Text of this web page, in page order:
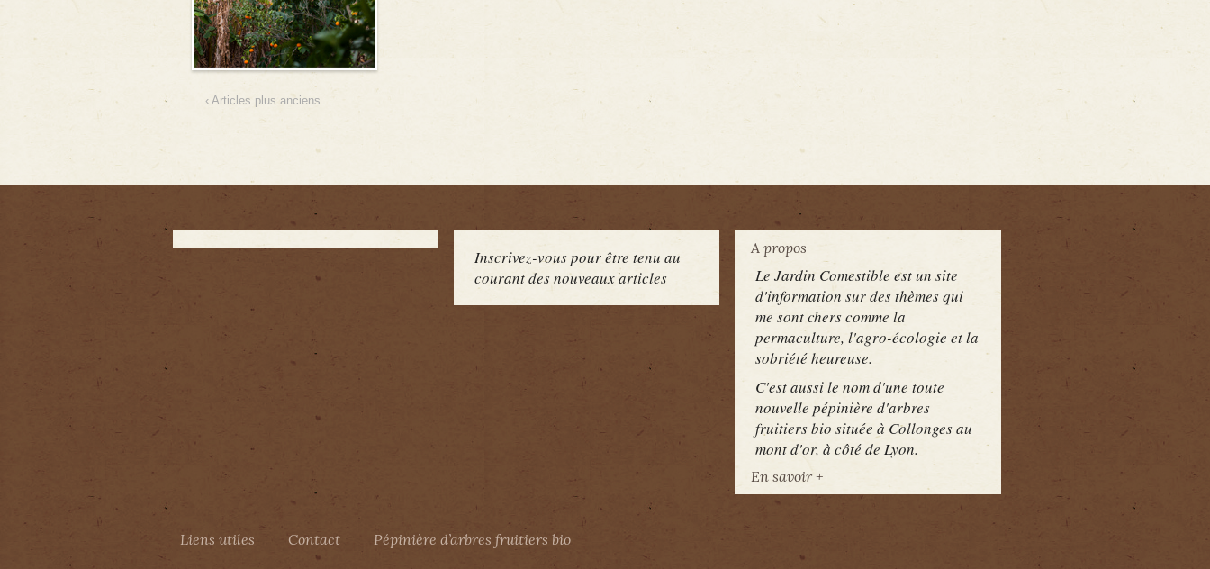
‹ Articles plus anciens
Inscrivez-vous pour être tenu au
courant des nouveaux articles
A propos
Le Jardin Comestible est un site
d'information sur des thèmes qui
me sont chers comme la
permaculture, l'agro-écologie et la
sobriété heureuse.
C'est aussi le nom d'une toute
nouvelle pépinière d'arbres
fruitiers bio située à Collonges au
mont d'or, à côté de Lyon.
En savoir +
Liens utiles Contact Pépinière d’arbres fruitiers bio